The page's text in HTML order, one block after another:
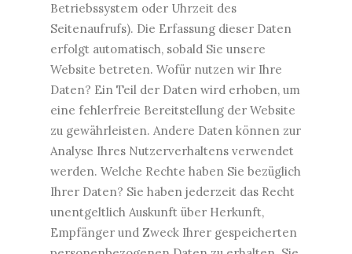
Betriebssystem oder Uhrzeit des
Seitenaufrufs). Die Erfassung dieser Daten
erfolgt automatisch, sobald Sie unsere
Website betreten. Wofür nutzen wir Ihre
Daten? Ein Teil der Daten wird erhoben, um
eine fehlerfreie Bereitstellung der Website
zu gewährleisten. Andere Daten können zur
Analyse Ihres Nutzerverhaltens verwendet
werden. Welche Rechte haben Sie bezüglich
Ihrer Daten? Sie haben jederzeit das Recht
unentgeltlich Auskunft über Herkunft,
Empfänger und Zweck Ihrer gespeicherten